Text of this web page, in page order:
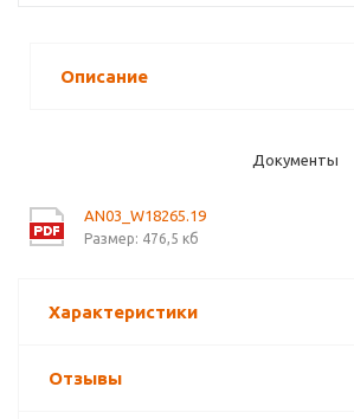
Описание
Документы
AN03_W18265.19
Размер: 476,5 кб
Характеристики
Отзывы